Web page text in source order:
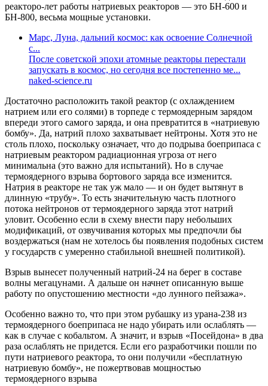
реакторо-лет работы натриевых реакторов — это БН-600 и
БН-800, весьма мощные установки.
Марс, Луна, дальний космос: как освоение Солнечной
с...
После советской эпохи атомные реакторы перестали
запускать в космос, но сегодня все постепенно ме...
naked-science.ru
Достаточно расположить такой реактор (с охлаждением
натрием или его солями) в торпеде с термоядерным зарядом
впереди этого самого заряда, и она превратится в «натриевую
бомбу». Да, натрий плохо захватывает нейтроны. Хотя это не
столь плохо, поскольку означает, что до подрыва боеприпаса с
натриевым реактором радиационная угроза от него
минимальна (это важно для испытаний). Но в случае
термоядерного взрыва бортового заряда все изменится.
Натрия в реакторе не так уж мало — и он будет вытянут в
длинную «трубу». То есть значительную часть плотного
потока нейтронов от термоядерного заряда этот натрий
уловит. Особенно если в схему внести пару небольших
модификаций, от озвучивания которых мы предпочли бы
воздержаться (нам не хотелось бы появления подобных систем
у государств с умеренно стабильной внешней политикой).
Взрыв вынесет полученный натрий-24 на берег в составе
волны мегацунами. А дальше он начнет описанную выше
работу по опустошению местности «до лунного пейзажа».
Особенно важно то, что при этом рубашку из урана-238 из
термоядерного боеприпаса не надо убирать или ослаблять —
как в случае с кобальтом. А значит, и взрыв «Посейдона» в два
раза ослаблять не придется. Если его разработчики пошли по
пути натриевого реактора, то они получили «бесплатную
натриевую бомбу», не пожертвовав мощностью
термоядерного взрыва